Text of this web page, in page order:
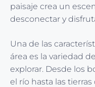
paisaje crea un
desconectar y
Una de las
área es la variedad de
explorar. Desde los
el río hasta las